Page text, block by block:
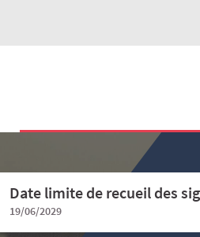
Date limite de recueil des
19/06/2029